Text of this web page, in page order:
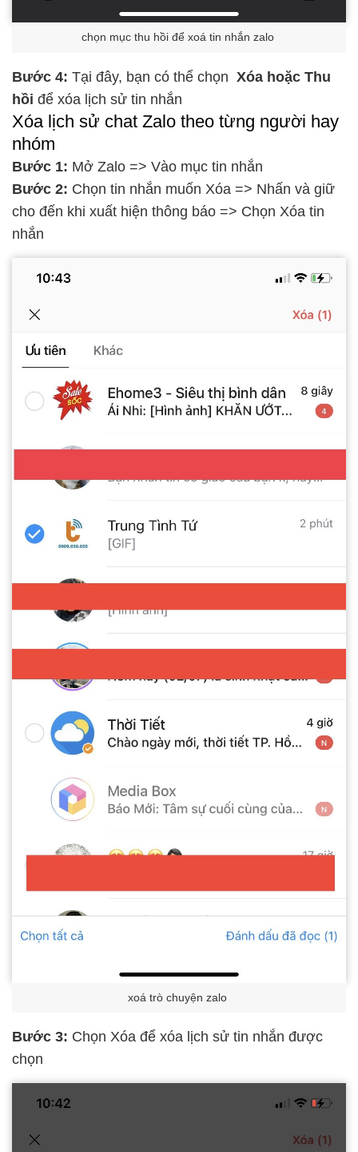
chọn mục thu hồi để xoá tin nhắn zalo
Bước 4: Tại đây, bạn có thể chọn Xóa hoặc Thu
hồi để xóa lịch sử tin nhắn
Xóa lịch sử chat Zalo theo từng người hay
nhóm
Bước 1: Mở Zalo => Vào mục tin nhắn
Bước 2: Chọn tin nhắn muốn Xóa => Nhấn và giữ
cho đến khi xuất hiện thông báo => Chọn Xóa tin
nhắn
xoá trò chuyện zalo
Bước 3: Chọn Xóa để xóa lịch sử tin nhắn được
chọn